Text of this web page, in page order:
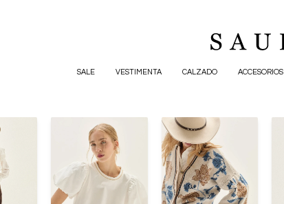
SALE VESTIMENTA CALZADO ACCESORIOS